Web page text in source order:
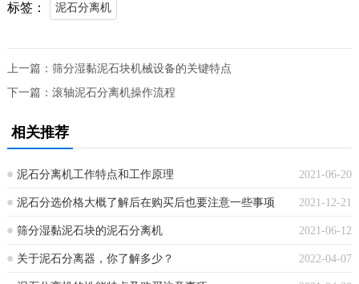
标签： 泥石分离机
上一篇： 筛分湿黏泥石块机械设备的关键特点
下一篇： 滚轴泥石分离机操作流程
相关推荐
2021-06-20
泥石分离机工作特点和工作原理
2021-12-21
泥石分选价格大概了解后在购买后也要注意一些事项
2021-06-12
筛分湿黏泥石块的泥石分离机
2022-04-07
关于泥石分离器，你了解多少？